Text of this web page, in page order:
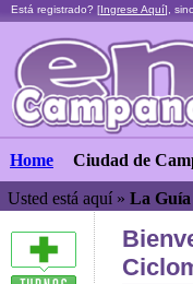
Está registrado? [Ingrese Aquí],
Home Ciudad de
Usted está aquí » La Guía